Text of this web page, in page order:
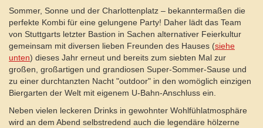
Sommer, Sonne und der Charlottenplatz – bekanntermaßen die
perfekte Kombi für eine gelungene Party! Daher lädt das Team
von Stuttgarts letzter Bastion in Sachen alternativer Feierkultur
gemeinsam mit diversen lieben Freunden des Hauses (siehe
unten) dieses Jahr erneut und bereits zum siebten Mal zur
großen, großartigen und grandiosen Super-Sommer-Sause und
zu einer durchtanzten Nacht "outdoor" in den womöglich einzigen
Biergarten der Welt mit eigenem U-Bahn-Anschluss ein.
Neben vielen leckeren Drinks in gewohnter Wohlfühlatmosphäre
wird an dem Abend selbstredend auch die legendäre hölzerne